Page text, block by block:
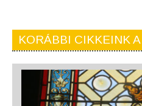
KORÁBBI CIKKEINK